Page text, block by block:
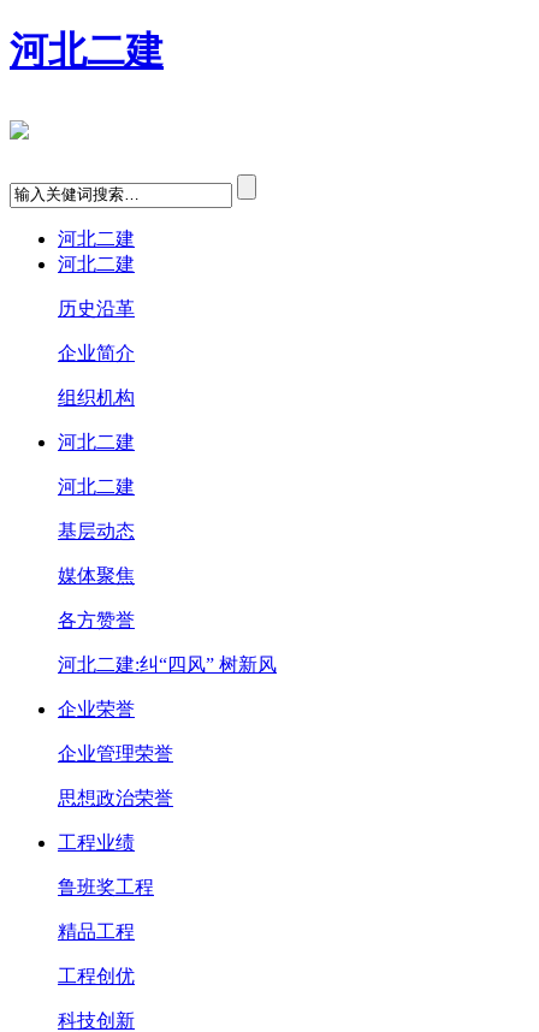
河北二建
河北二建
河北二建
历史沿革
企业简介
组织机构
河北二建
河北二建
基层动态
媒体聚焦
各方赞誉
河北二建:纠“四风” 树新风
企业荣誉
企业管理荣誉
思想政治荣誉
工程业绩
鲁班奖工程
精品工程
工程创优
科技创新